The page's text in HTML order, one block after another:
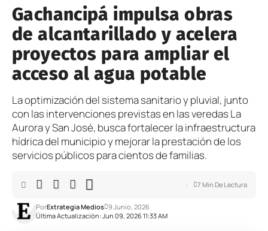
Gachancipá impulsa obras
de alcantarillado y acelera
proyectos para ampliar el
acceso al agua potable
La optimización del sistema sanitario y pluvial, junto
con las intervenciones previstas en las veredas La
Aurora y San José, busca fortalecer la infraestructura
hídrica del municipio y mejorar la prestación de los
servicios públicos para cientos de familias.
Última Actualización: Jun 09, 2026 11:33 AM
PorExtrategia Medios 9 Junio, 2026
7 Min De Lectura